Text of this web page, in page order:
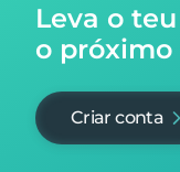
Leva o
o próximo
Criar conta